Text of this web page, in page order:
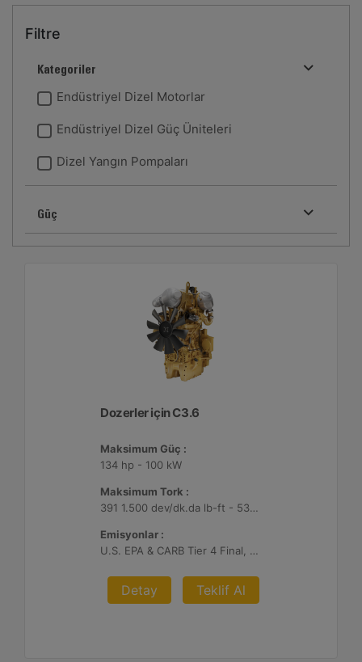
Filtre
Kategoriler
Endüstriyel Dizel Motorlar
Endüstriyel Dizel Güç Üniteleri
Dizel Yangın Pompaları
Güç
Dozerler için C3.6
Maksimum Güç :
134 hp - 100 kW
Maksimum Tork :
391 1.500 dev/dk.da lb-ft - 530 1.500 dev/dk.da Nm
Emisyonlar :
U.S. EPA & CARB Tier 4 Final, EU Stage V
Detay Teklif Al